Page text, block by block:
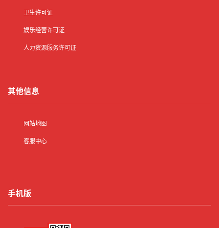
卫生许可证
娱乐经营许可证
人力资源服务许可证
其他信息
网站地图
客服中心
手机版